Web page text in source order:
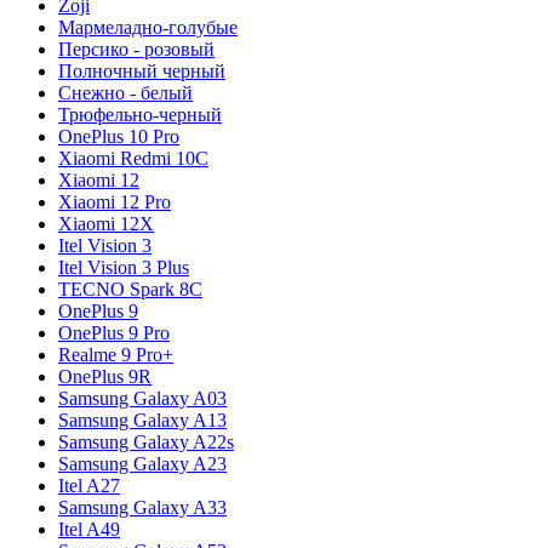
Zoji
Мармеладно-голубые
Персико - розовый
Полночный черный
Снежно - белый
Трюфельно-черный
OnePlus 10 Pro
Xiaomi Redmi 10C
Xiaomi 12
Xiaomi 12 Pro
Xiaomi 12X
Itel Vision 3
Itel Vision 3 Plus
TECNO Spark 8C
OnePlus 9
OnePlus 9 Pro
Realme 9 Pro+
OnePlus 9R
Samsung Galaxy A03
Samsung Galaxy A13
Samsung Galaxy A22s
Samsung Galaxy A23
Itel A27
Samsung Galaxy A33
Itel A49